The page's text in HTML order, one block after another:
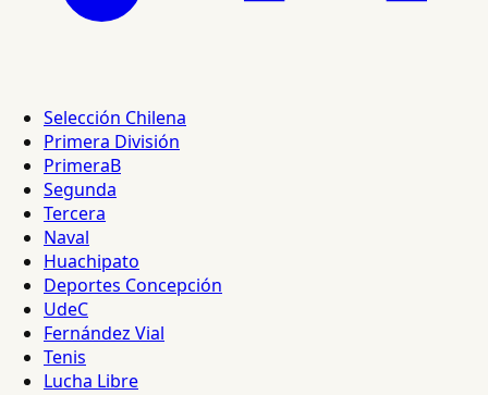
Selección Chilena
Primera División
PrimeraB
Segunda
Tercera
Naval
Huachipato
Deportes Concepción
UdeC
Fernández Vial
Tenis
Lucha Libre